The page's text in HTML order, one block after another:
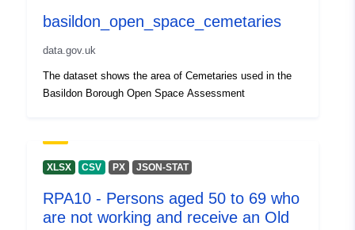
basildon_open_space_cemetaries
data.gov.uk
The dataset shows the area of Cemetaries used in the
Basildon Borough Open Space Assessment
XLSX CSV PX JSON-STAT
RPA10 - Persons aged 50 to 69 who
are not working and receive an Old